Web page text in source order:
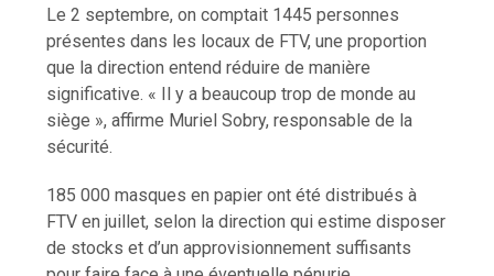
Le 2 septembre, on comptait 1445 personnes
présentes dans les locaux de FTV, une proportion
que la direction entend réduire de manière
significative. « Il y a beaucoup trop de monde au
siège », affirme Muriel Sobry, responsable de la
sécurité.
185 000 masques en papier ont été distribués à
FTV en juillet, selon la direction qui estime disposer
de stocks et d’un approvisionnement suffisants